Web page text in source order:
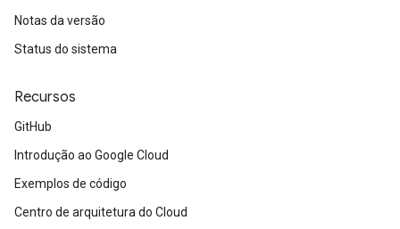
Notas da versão
Status do sistema
Recursos
GitHub
Introdução ao Google Cloud
Exemplos de código
Centro de arquitetura do Cloud